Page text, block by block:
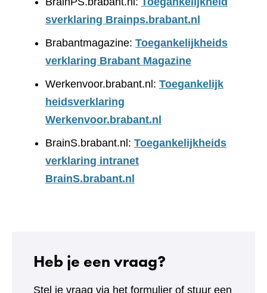
sverklaring Brainps.brabant.nl
Brabantmagazine: Toegankelijkheids
verklaring Brabant Magazine
Werkenvoor.brabant.nl: Toegankelijk
heidsverklaring
Werkenvoor.brabant.nl
BrainS.brabant.nl: Toegankelijkheids
verklaring intranet
BrainS.brabant.nl
Heb je een vraag?
Stel je vraag via het formulier of stuur een